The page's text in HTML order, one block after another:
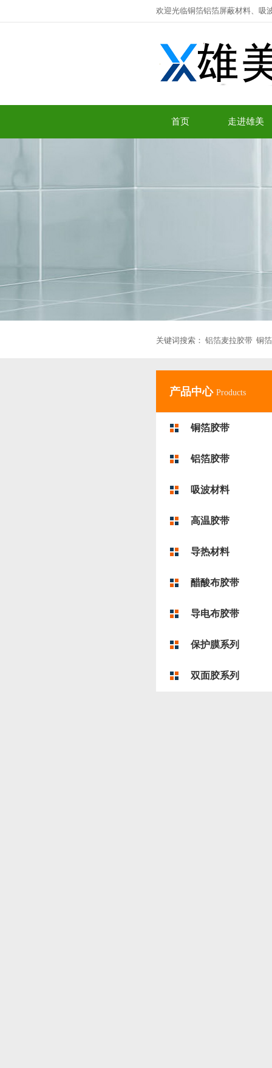
欢迎光临铜箔铝箔屏蔽材料、吸
首页 走进雄美
关键词搜索： 铝箔麦拉胶带 铜
产品中心 Products
铜箔胶带
铝箔胶带
吸波材料
高温胶带
导热材料
醋酸布胶带
导电布胶带
保护膜系列
双面胶系列